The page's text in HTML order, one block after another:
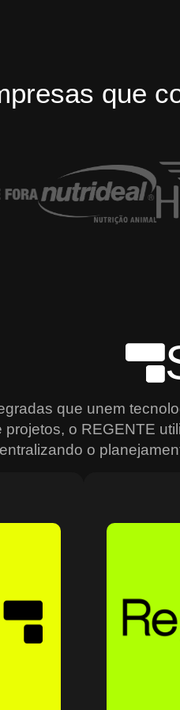
que
que unem
projetos, o REGENTE
o
que
e
o
agilidade na
Usando
mapear,